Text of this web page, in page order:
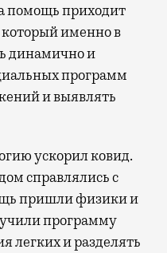
помощь приходит
именно в
динамично и
программ
и выявлять
ускорил ковид.
справлялись с
пришли физики и
программу
легких и разделять